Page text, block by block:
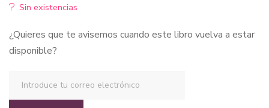
$28,49.
Sin existencias
¿Quieres que te avisemos cuando este libro vuelva a estar
disponible?